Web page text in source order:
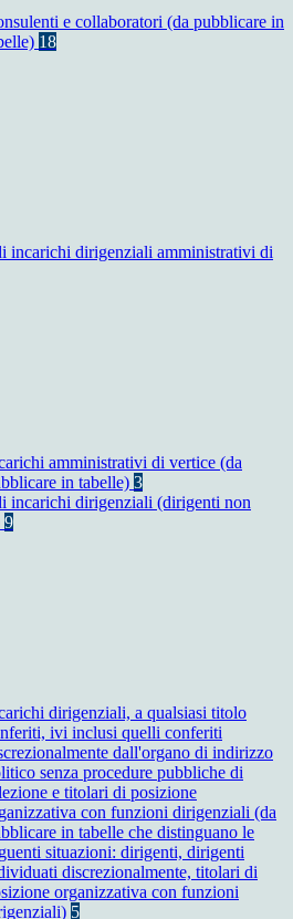
e collaboratori (da pubblicare in
18
incarichi dirigenziali amministrativi di
amministrativi di vertice (da
in tabelle) 3
incarichi dirigenziali (dirigenti non
9
dirigenziali, a qualsiasi titolo
ivi inclusi quelli conferiti
dall'organo di indirizzo
senza procedure pubbliche di
e titolari di posizione
con funzioni dirigenziali (da
in tabelle che distinguano le
situazioni: dirigenti, dirigenti
discrezionalmente, titolari di
organizzativa con funzioni
5